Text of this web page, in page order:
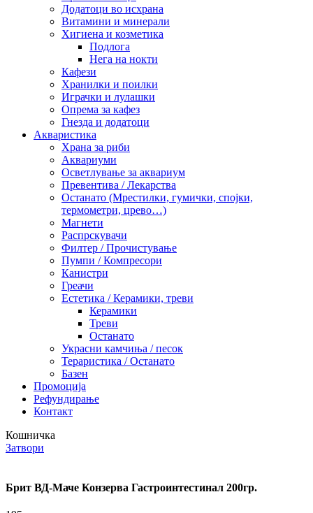
Додатоци во исхрана
Витамини и минерали
Хигиена и козметика
Подлога
Нега на нокти
Кафези
Хранилки и поилки
Играчки и лулашки
Опрема за кафез
Гнезда и додатоци
Акваристика
Храна за риби
Аквариуми
Осветлување за аквариум
Превентива / Лекарства
Останато (Мрестилки, гумички, спојки,
термометри, црево…)
Магнети
Распрскувачи
Филтер / Прочистување
Пумпи / Компресори
Канистри
Греачи
Естетика / Керамики, треви
Керамики
Треви
Останато
Украсни камчиња / песок
Тераристика / Останато
Базен
Промоција
Рефундирање
Контакт
Кошничка
Затвори
Брит ВД-Маче Конзерва Гастроинтестинал 200гр.